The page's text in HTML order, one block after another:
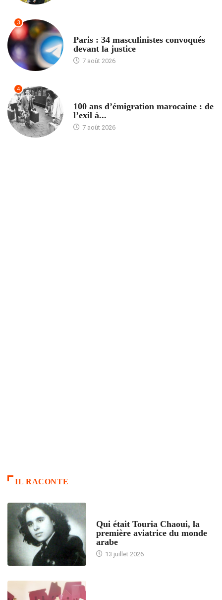
3
Paris : 34 masculinistes convoqués
devant la justice
7 août 2026
4
100 ans d’émigration marocaine : de
l’exil à...
7 août 2026
IL RACONTE
Qui était Touria Chaoui, la
première aviatrice du monde
arabe
13 juillet 2026